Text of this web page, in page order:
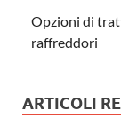
Opzioni di
raffreddori
ARTICOLI